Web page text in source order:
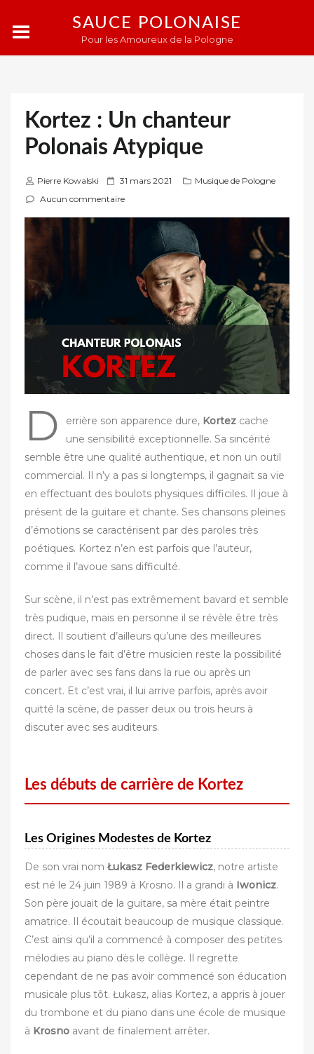
SAUCE POLONAISE
Pour les Amoureux de la Pologne
Kortez : Un chanteur
Polonais Atypique
Pierre Kowalski
P
u
31 mars 2021
Musique de Pologne
Aucun commentaire
D errière son apparence dure, Kortez cache
une sensibilité exceptionnelle. Sa sincérité
semble être une qualité authentique, et non un outil
commercial. Il n’y a pas si longtemps, il gagnait sa vie
en effectuant des boulots physiques difficiles. Il joue à
présent de la guitare et chante. Ses chansons pleines
d’émotions se caractérisent par des paroles très
poétiques. Kortez n’en est parfois que l’auteur,
comme il l’avoue sans difficulté.
Sur scène, il n’est pas extrêmement bavard et semble
très pudique, mais en personne il se révèle être très
direct. Il soutient d’ailleurs qu’une des meilleures
choses dans le fait d’être musicien reste la possibilité
de parler avec ses fans dans la rue ou après un
concert. Et c’est vrai, il lui arrive parfois, après avoir
quitté la scène, de passer deux ou trois heurs à
discuter avec ses auditeurs.
Les débuts de carrière de Kortez
Les Origines Modestes de Kortez
De son vrai nom Łukasz Federkiewicz, notre artiste
est né le 24 juin 1989 à Krosno. Il a grandi à Iwonicz.
Son père jouait de la guitare, sa mère était peintre
amatrice. Il écoutait beaucoup de musique classique.
C’est ainsi qu’il a commencé à composer des petites
mélodies au piano dès le collège. Il regrette
cependant de ne pas avoir commencé son éducation
musicale plus tôt. Łukasz, alias Kortez, a appris à jouer
du trombone et du piano dans une école de musique
à Krosno avant de finalement arrêter.